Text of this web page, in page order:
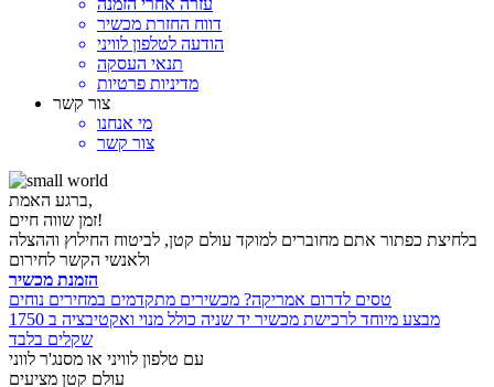
עזרה אחרי הזמנה
דווח החזרת מכשיר
הודעה לטלפון לוויני
תנאי העסקה
מדיניות פרטיות
צור קשר
מי אנחנו
צור קשר
ברגע האמת,
זמן שווה חיים!
בלחיצת כפתור אתם מחוברים למוקד עולם קטן, לביטוח החילוץ וההצלה
ולאנשי הקשר לחירום
הזמנת מכשיר
טסים לדרום אמריקה? מכשירים מתקדמים במחירים נוחים
מבצע מיוחד לרכישת מכשיר יד שניה כולל מנוי ואקטיבציה ב 1750
שקלים בלבד
עם טלפון לוויני או מסנג'ר לווני
עולם קטן מציעים